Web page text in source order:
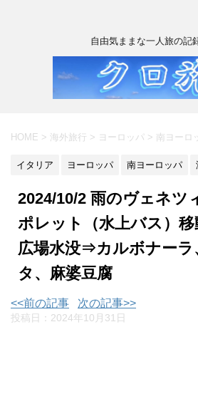
自由気ままな一人旅の記
HOME > 海外旅行 > ヨーロッパ > 南ヨーロ
イタリア ヨーロッパ 南ヨーロッパ
2024/10/2 雨のヴェネ
ポレット（水上バス）
広場水没⇒カルボナーラ
タ、麻婆豆腐
<<前の記事 次の記事>>
投稿日： 2024年10月31日